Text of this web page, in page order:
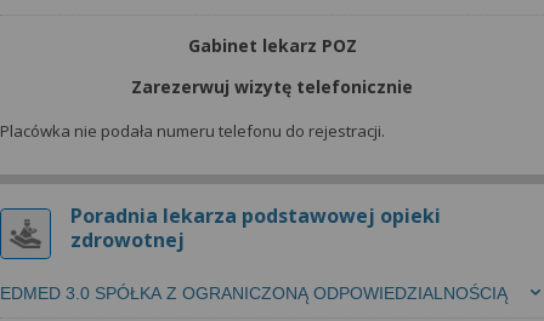
Gabinet lekarz POZ
Zarezerwuj wizytę telefonicznie
Placówka nie podała numeru telefonu do rejestracji.
Poradnia lekarza podstawowej opieki
zdrowotnej
EDMED 3.0 SPÓŁKA Z OGRANICZONĄ ODPOWIEDZIALNOŚCIĄ